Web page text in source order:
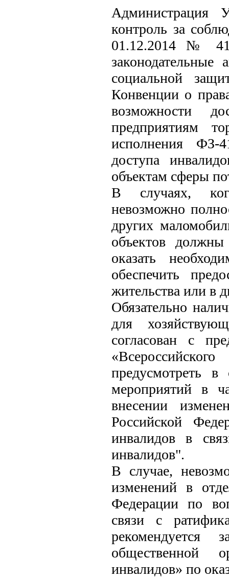
Администрация
контроль за
01.12.2014 №
социальной
Конвенции о
возможности
предприятиям
исполнения ФЗ-
доступа
объектам сферы
В случаях,
невозможно
других
объектов должны
оказать
обеспечить
жительства или в
Обязательно
для
согласован с
предусмотреть
мероприятий в
внесении
Российской
инвалидов в
инвалидов".
В случае,
изменений в
Федерации по
связи с
рекомендуется
общественной
инвалидов» по